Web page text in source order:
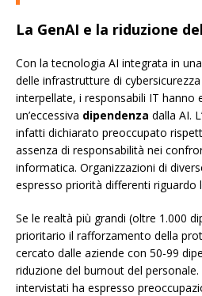
La GenAI e la riduzione
Con la tecnologia AI integrata in
delle infrastrutture di
interpellate, i responsabili IT hanno
un’eccessiva dipendenza dalla AI.
infatti dichiarato preoccupato
assenza di responsabilità nei
informatica. Organizzazioni di
espresso priorità differenti riguardo
Se le realtà più grandi (oltre 1.000
prioritario il rafforzamento della
cercato dalle aziende con 50-99
riduzione del burnout del personale.
intervistati ha espresso